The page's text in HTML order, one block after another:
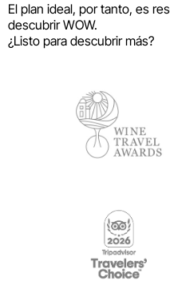
El plan ideal, por tanto, es
descubrir WOW.
¿Listo para descubrir más?